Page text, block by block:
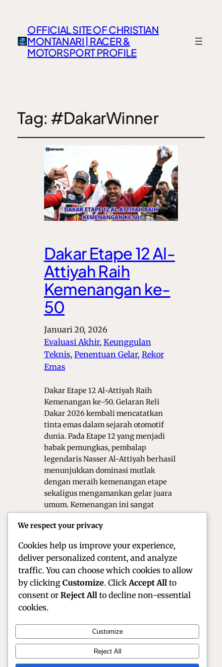
OFFICIAL SITE OF CHRISTIAN
MONTANARI | RACER &
MOTORSPORT PROFILE
Tag: #DakarWinner
Dakar Etape 12 Al-
Attiyah Raih
Kemenangan ke-
50
Januari 20, 2026
Evaluasi Akhir, Keunggulan
Teknis, Penentuan Gelar, Rekor
Emas
Dakar Etape 12 Al-Attiyah Raih
Kemenangan ke-50. Gelaran Reli
Dakar 2026 kembali mencatatkan
tinta emas dalam sejarah otomotif
dunia. Pada Etape 12 yang menjadi
babak pemungkas, pembalap
legendaris Nasser Al-Attiyah berhasil
menunjukkan dominasi mutlak
dengan meraih kemenangan etape
sekaligus mengamankan gelar juara
umum. Kemenangan ini sangat
kemenangan etape sepanjang
Official Site of Christian Montanari | Racer &
Motorsport Profile
We respect your privacy
Cookies help us improve your experience,
deliver personalized content, and analyze
traffic. You can choose which cookies to allow
by clicking Customize. Click Accept All to
consent or Reject All to decline non-essential
cookies.
Customize
Reject All